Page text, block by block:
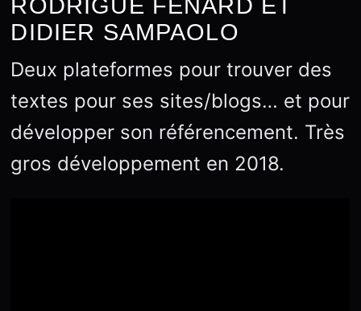
RODRIGUE FÉNARD ET
DIDIER SAMPAOLO
Deux plateformes pour trouver des
textes pour ses sites/blogs… et pour
développer son référencement. Très
gros développement en 2018.